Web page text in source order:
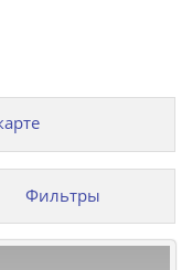
Фильтры